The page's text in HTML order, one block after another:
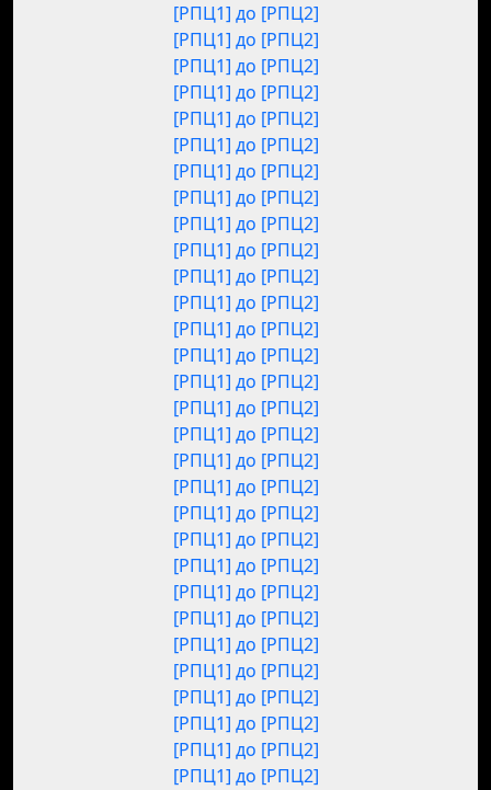
[РПЦ1] до [РПЦ2]
[РПЦ1] до [РПЦ2]
[РПЦ1] до [РПЦ2]
[РПЦ1] до [РПЦ2]
[РПЦ1] до [РПЦ2]
[РПЦ1] до [РПЦ2]
[РПЦ1] до [РПЦ2]
[РПЦ1] до [РПЦ2]
[РПЦ1] до [РПЦ2]
[РПЦ1] до [РПЦ2]
[РПЦ1] до [РПЦ2]
[РПЦ1] до [РПЦ2]
[РПЦ1] до [РПЦ2]
[РПЦ1] до [РПЦ2]
[РПЦ1] до [РПЦ2]
[РПЦ1] до [РПЦ2]
[РПЦ1] до [РПЦ2]
[РПЦ1] до [РПЦ2]
[РПЦ1] до [РПЦ2]
[РПЦ1] до [РПЦ2]
[РПЦ1] до [РПЦ2]
[РПЦ1] до [РПЦ2]
[РПЦ1] до [РПЦ2]
[РПЦ1] до [РПЦ2]
[РПЦ1] до [РПЦ2]
[РПЦ1] до [РПЦ2]
[РПЦ1] до [РПЦ2]
[РПЦ1] до [РПЦ2]
[РПЦ1] до [РПЦ2]
[РПЦ1] до [РПЦ2]